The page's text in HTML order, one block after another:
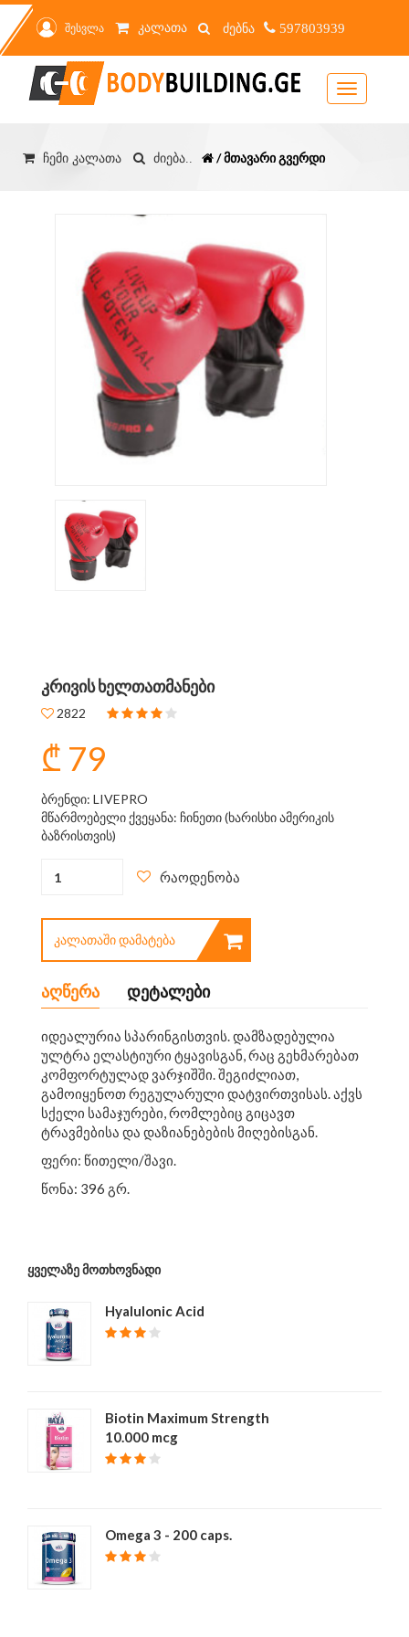
შესვლა კალათა 597803939
Toggle
navigation
ჩემი კალათა ძიება.. / მთავარი გვერდი
ᲙᲠᲘᲕᲘᲡ ᲮᲔᲚᲗᲐᲗᲛᲐᲜᲔᲑᲘ
2822
₾ 79
ბრენდი: LIVEPRO
მწარმოებელი ქვეყანა: ჩინეთი (ხარისხი ამერიკის
ბაზრისთვის)
რაოდენობა
ᲙᲐᲚᲐᲗᲐᲨᲘ ᲓᲐᲛᲐᲢᲔᲑᲐ
აღწერა დეტალები
იდეალურია სპარინგისთვის. დამზადებულია
ულტრა ელასტიური ტყავისგან, რაც გეხმარებათ
კომფორტულად ვარჯიშში. შეგიძლიათ,
გამოიყენოთ რეგულარული დატვირთვისას. აქვს
სქელი სამაჯურები, რომლებიც გიცავთ
ტრავმებისა და დაზიანებების მიღებისგან.
ფერი: წითელი/შავი.
წონა: 396 გრ.
ᲧᲕᲔᲚᲐᲖᲔ ᲛᲝᲗᲮᲝᲕᲜᲐᲓᲘ
Hyalulonic Acid
Biotin Maximum Strength
10.000 mcg
Omega 3 - 200 caps.